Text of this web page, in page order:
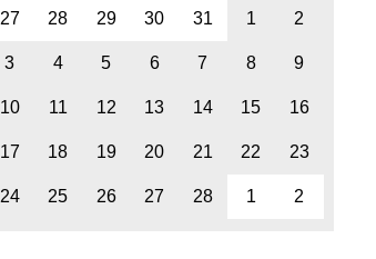
27 28 29 30 31 1 2
3 4 5 6 7 8 9
10 11 12 13 14 15 16
17 18 19 20 21 22 23
24 25 26 27 28 1 2